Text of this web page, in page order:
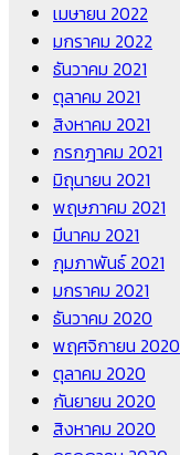
เมษายน 2022
มกราคม 2022
ธันวาคม 2021
ตุลาคม 2021
สิงหาคม 2021
กรกฎาคม 2021
มิถุนายน 2021
พฤษภาคม 2021
มีนาคม 2021
กุมภาพันธ์ 2021
มกราคม 2021
ธันวาคม 2020
พฤศจิกายน 2020
ตุลาคม 2020
กันยายน 2020
สิงหาคม 2020